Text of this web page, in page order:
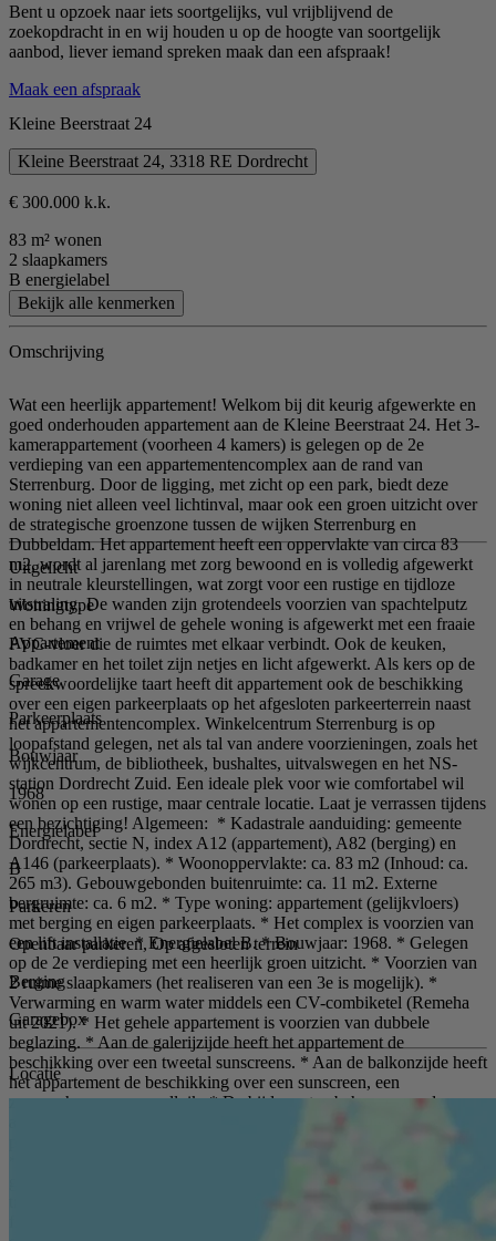
Bent u opzoek naar iets soortgelijks, vul vrijblijvend de
zoekopdracht in en wij houden u op de hoogte van soortgelijk
aanbod, liever iemand spreken maak dan een afspraak!
Maak een afspraak
Kleine Beerstraat 24
Kleine Beerstraat 24, 3318 RE Dordrecht
€ 300.000 k.k.
83 m² wonen
2 slaapkamers
B energielabel
Bekijk alle kenmerken
Omschrijving
Wat een heerlijk appartement! Welkom bij dit keurig afgewerkte en
goed onderhouden appartement aan de Kleine Beerstraat 24. Het 3-
kamerappartement (voorheen 4 kamers) is gelegen op de 2e
verdieping van een appartementencomplex aan de rand van
Sterrenburg. Door de ligging, met zicht op een park, biedt deze
woning niet alleen veel lichtinval, maar ook een groen uitzicht over
de strategische groenzone tussen de wijken Sterrenburg en
Dubbeldam. Het appartement heeft een oppervlakte van circa 83
m2, wordt al jarenlang met zorg bewoond en is volledig afgewerkt
in neutrale kleurstellingen, wat zorgt voor een rustige en tijdloze
uitstraling. De wanden zijn grotendeels voorzien van spachtelputz
en behang en vrijwel de gehele woning is afgewerkt met een fraaie
PVC-vloer die de ruimtes met elkaar verbindt. Ook de keuken,
badkamer en het toilet zijn netjes en licht afgewerkt. Als kers op de
spreekwoordelijke taart heeft dit appartement ook de beschikking
over een eigen parkeerplaats op het afgesloten parkeerterrein naast
het appartementencomplex. Winkelcentrum Sterrenburg is op
loopafstand gelegen, net als tal van andere voorzieningen, zoals het
wijkcentrum, de bibliotheek, bushaltes, uitvalswegen en het NS-
station Dordrecht Zuid. Een ideale plek voor wie comfortabel wil
wonen op een rustige, maar centrale locatie. Laat je verrassen tijdens
een bezichtiging! Algemeen: * Kadastrale aanduiding: gemeente
Dordrecht, sectie N, index A12 (appartement), A82 (berging) en
A146 (parkeerplaats). * Woonoppervlakte: ca. 83 m2 (Inhoud: ca.
265 m3). Gebouwgebonden buitenruimte: ca. 11 m2. Externe
bergruimte: ca. 6 m2. * Type woning: appartement (gelijkvloers)
met berging en eigen parkeerplaats. * Het complex is voorzien van
een lift installatie. * Energielabel B. * Bouwjaar: 1968. * Gelegen
op de 2e verdieping met een heerlijk groen uitzicht. * Voorzien van
2 ruime slaapkamers (het realiseren van een 3e is mogelijk). *
Verwarming en warm water middels een CV-combiketel (Remeha
uit 2021). * Het gehele appartement is voorzien van dubbele
beglazing. * Aan de galerijzijde heeft het appartement de
beschikking over een tweetal sunscreens. * Aan de balkonzijde heeft
het appartement de beschikking over een sunscreen, een
zonnescherm en een rolluik. * De bijdrage ten behoeve van de
grond: Entree Afgesloten entreehal met toegang tot de lift en het
trappenhuis, de brievenbussen, het bellentableau en de eigen
Uitgelicht
Woningtype
Appartement
Garage
Parkeerplaats
Bouwjaar
1968
Energielabel
B
Parkeren
Openbaar parkeren, Op afgesloten terrein
Berging
Garagebox
Locatie